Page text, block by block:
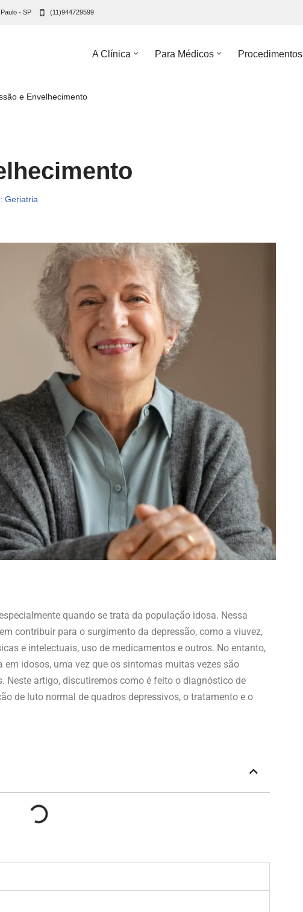
- SP (11)944729599
A Clínica Para Médicos Procedimentos
e Envelhecimento
Geriatria
quando se trata da população idosa. Nessa
contribuir para o surgimento da depressão, como a viuvez,
e intelectuais, uso de medicamentos e outros. No entanto,
idosos, uma vez que os sintomas muitas vezes são
Neste artigo, discutiremos como é feito o diagnóstico de
de luto normal de quadros depressivos, o tratamento e o